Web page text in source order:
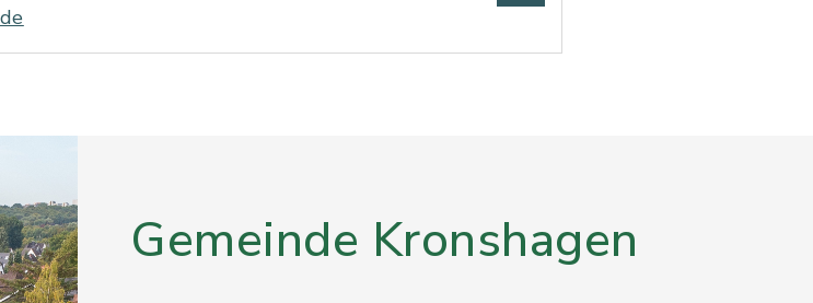
Gemeinde Kronshagen